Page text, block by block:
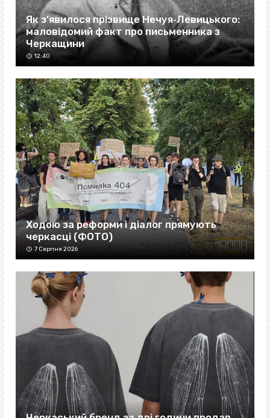
Як з’явилося прізвище Нечуя‐Левицького:
маловідомий факт про письменника з
Черкащини
12:40
Ходою за реформи і діалог прямують
черкасці (ФОТО)
7 Серпня 2026